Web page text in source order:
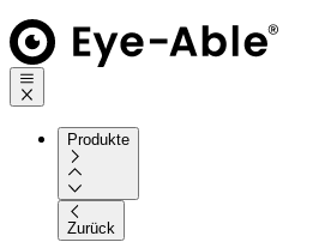
Produkte
Zurück